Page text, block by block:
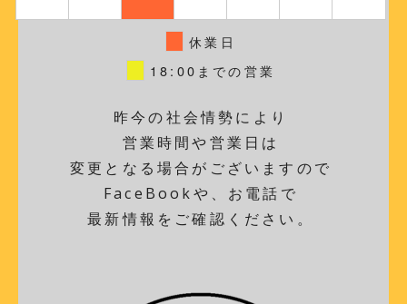
休業日
18:00までの営業
昨今の社会情勢により
営業時間や営業日は
変更となる場合がございますので
FaceBookや、お電話で
最新情報をご確認ください。